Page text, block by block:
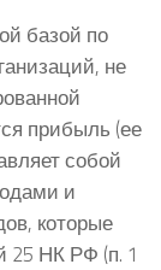
базой по
не
прибыль (ее
собой
и
которые
25 НК РФ (п. 1